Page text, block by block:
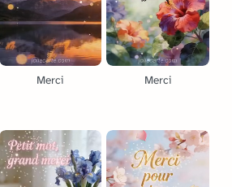
Merci Merci